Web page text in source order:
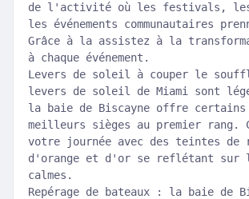
de l'activité où les festivals,
les événements communautaires
Grâce à la assistez à la
à chaque événement.
Levers de soleil à couper le
levers de soleil de Miami sont
la baie de Biscayne offre certains
meilleurs sièges au premier rang.
votre journée avec des teintes de
d'orange et d'or se reflétant sur
calmes.
Repérage de bateaux : la baie de